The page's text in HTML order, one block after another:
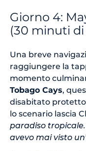
Giorno 4:
(30 minuti
Una breve
raggiungere la
momento
Tobago Cays,
disabitato
lo scenario lascia
paradiso
avevo mai visto